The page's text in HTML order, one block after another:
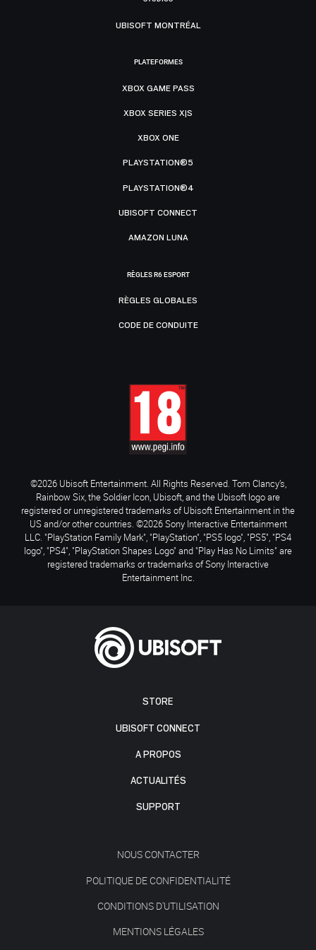
STORE
UBISOFT CONNECT
A PROPOS
ACTUALITÉS
SUPPORT
NOUS CONTACTER
POLITIQUE DE CONFIDENTIALITÉ
CONDITIONS D'UTILISATION
MENTIONS LÉGALES
UBISOFT MONTRÉAL
PLATEFORMES
XBOX GAME PASS
XBOX SERIES X|S
XBOX ONE
PLAYSTATION®5
PLAYSTATION®4
UBISOFT CONNECT
AMAZON LUNA
RÈGLES R6 ESPORT
RÈGLES GLOBALES
CODE DE CONDUITE
©2026 Ubisoft Entertainment. All Rights Reserved. Tom Clancy’s,
Rainbow Six, the Soldier Icon, Ubisoft, and the Ubisoft logo are
registered or unregistered trademarks of Ubisoft Entertainment in the
US and/or other countries. ©2026 Sony Interactive Entertainment
LLC. "PlayStation Family Mark", "PlayStation", "PS5 logo", "PS5", "PS4
logo", "PS4", "PlayStation Shapes Logo" and "Play Has No Limits" are
registered trademarks or trademarks of Sony Interactive
Entertainment Inc.